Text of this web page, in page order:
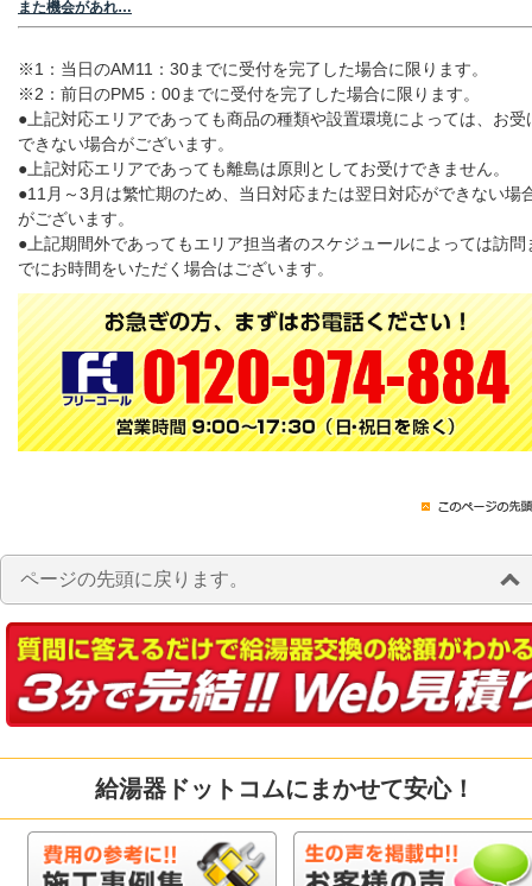
また機会があれ…
※1：当日のAM11：30までに受付を完了した場合に限ります。
※2：前日のPM5：00までに受付を完了した場合に限ります。
●上記対応エリアであっても商品の種類や設置環境によっては、お受
できない場合がございます。
●上記対応エリアであっても離島は原則としてお受けできません。
●11月～3月は繁忙期のため、当日対応または翌日対応ができない場
がございます。
●上記期間外であってもエリア担当者のスケジュールによっては訪問
でにお時間をいただく場合はございます。
ページの先頭に戻ります。
給湯器ドットコムにまかせて安心！